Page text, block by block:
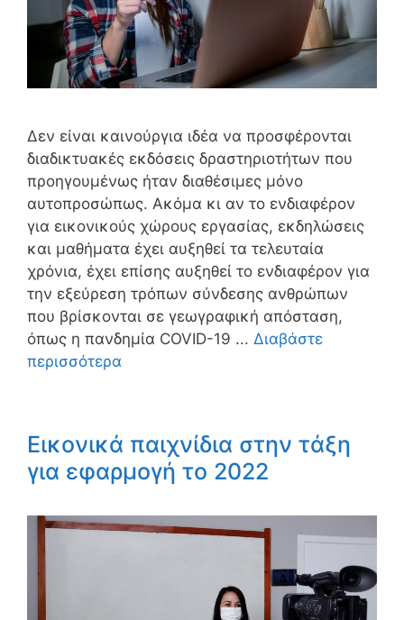
Δεν είναι καινούργια ιδέα να προσφέρονται
διαδικτυακές εκδόσεις δραστηριοτήτων που
προηγουμένως ήταν διαθέσιμες μόνο
αυτοπροσώπως. Ακόμα κι αν το ενδιαφέρον
για εικονικούς χώρους εργασίας, εκδηλώσεις
και μαθήματα έχει αυξηθεί τα τελευταία
χρόνια, έχει επίσης αυξηθεί το ενδιαφέρον για
την εξεύρεση τρόπων σύνδεσης ανθρώπων
που βρίσκονται σε γεωγραφική απόσταση,
όπως η πανδημία COVID-19 ... Διαβάστε
περισσότερα
Εικονικά παιχνίδια στην τάξη
για εφαρμογή το 2022